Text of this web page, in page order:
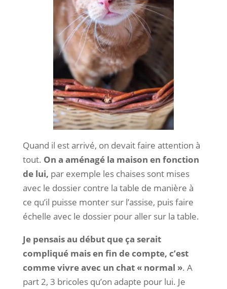
Quand il est arrivé, on devait faire attention à
tout. On a aménagé la maison en fonction
de lui, par exemple les chaises sont mises
avec le dossier contre la table de manière à
ce qu’il puisse monter sur l’assise, puis faire
échelle avec le dossier pour aller sur la table.
Je pensais au début que ça serait
compliqué mais en fin de compte, c’est
comme vivre avec un chat « normal ». A
part 2, 3 bricoles qu’on adapte pour lui. Je